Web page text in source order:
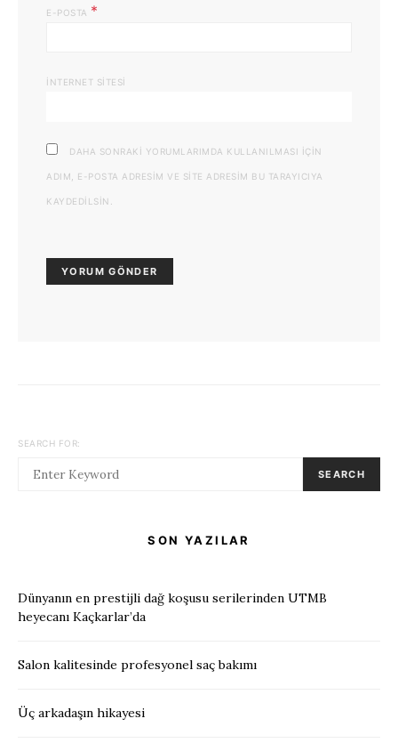
E-POSTA *
İNTERNET SITESI
DAHA SONRAKI YORUMLARIMDA KULLANILMASI IÇIN
ADIM, E-POSTA ADRESIM VE SITE ADRESIM BU TARAYICIYA
KAYDEDILSIN.
SEARCH FOR:
SEARCH
SON YAZILAR
Dünyanın en prestijli dağ koşusu serilerinden UTMB
heyecanı Kaçkarlar’da
Salon kalitesinde profesyonel saç bakımı
Üç arkadaşın hikayesi